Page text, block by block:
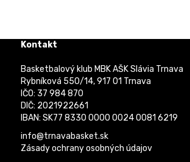
Kontakt
Basketbalový klub MBK AŠK Slávia Trnava
Rybníková 550/14, 917 01 Trnava
IČO: 37 984 870
DIČ: 2021922661
IBAN: SK77 8330 0000 0024 0081 6219
info@trnavabasket.sk
Zásady ochrany osobných údajov